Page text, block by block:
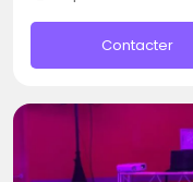
Contacter